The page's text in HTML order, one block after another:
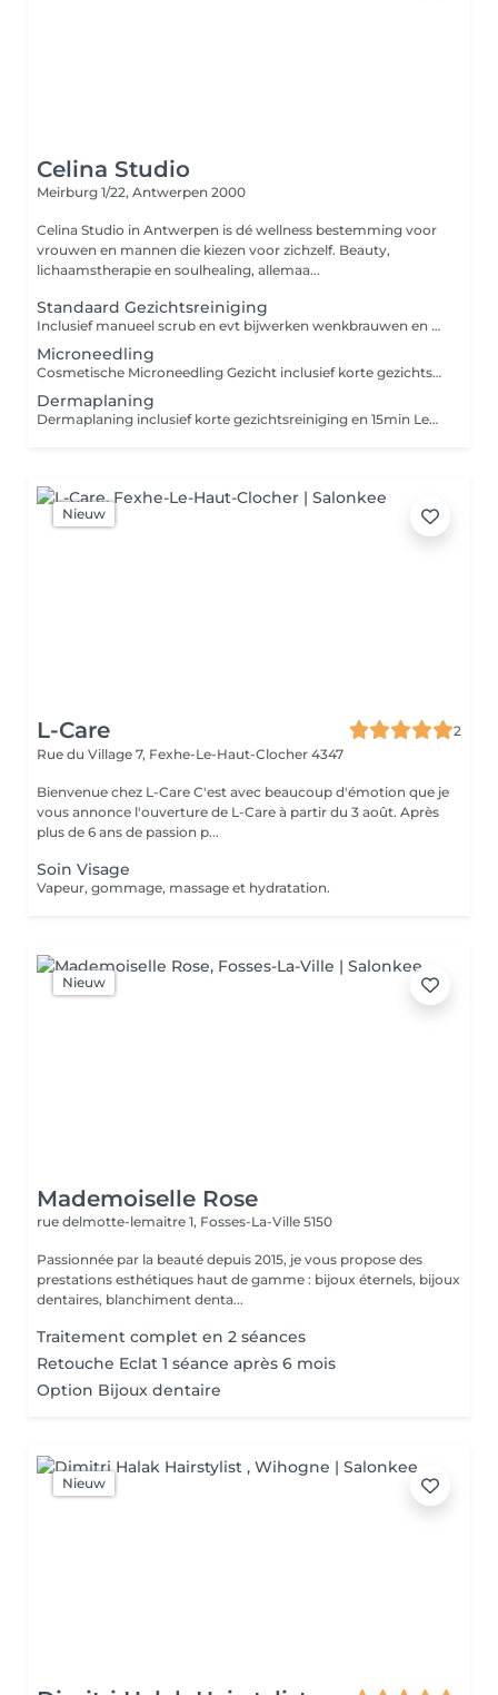
Celina Studio
Meirburg 1/22, Antwerpen 2000
Celina Studio in Antwerpen is dé wellness bestemming voor
vrouwen en mannen die kiezen voor zichzelf. Beauty,
lichaamstherapie en soulhealing, allemaa...
Standaard Gezichtsreiniging
Inclusief manueel scrub en evt bijwerken wenkbrauwen en maskertje.
Microneedling
Cosmetische Microneedling Gezicht inclusief korte gezichtsreiniging vooraf EN 20 min LED Therapy en verzorgende en kalmerende masker voor thuis gebruik avond na behandeling *** vooraf aan behandeling vind korte intake gesprek LET OP : Wanneer NIET mogelijk om een microneedling te laten doen: - zwangere vrouwen of borstvoedende dames. - korter dan 48 uur in de zon of zonnebank - pas na 5 dagen in de zon of zon vakantie - Bij chemotherapie 1 jaar wachttijd - Bij gebruik zware antibiotica isotretinoine 6 maand of medisch advies - Bij kort geleden Dermabrassie. Minimaal 4 weken - Bij Botox of hyaluronzuur injecties korter dan 1 maand geleden. - Bij gebruik anti stollingsmiddelen of ontstekingsremmers -Bij autoimuunziekte Diabetes of HIV - Bij epilepsie multiple sclerose hemofilie - Bij actieve acne huiduitslag - Bij keloid littekens - Gevoeligheid voor koortslip tenzij week van tevoren medicament kuur genomen. *** Ook te nemen als kuur van 6 sessies korting hierbij 10%.
Dermaplaning
Dermaplaning inclusief korte gezichtsreiniging en 15min Led Therapy of Jelly mask
Nieuw
L-Care
2
Rue du Village 7, Fexhe-Le-Haut-Clocher 4347
Bienvenue chez L-Care C'est avec beaucoup d'émotion que je
vous annonce l'ouverture de L-Care à partir du 3 août. Après
plus de 6 ans de passion p...
Soin Visage
Vapeur, gommage, massage et hydratation.
Nieuw
Mademoiselle Rose
rue delmotte-lemaitre 1, Fosses-La-Ville 5150
Passionnée par la beauté depuis 2015, je vous propose des
prestations esthétiques haut de gamme : bijoux éternels, bijoux
dentaires, blanchiment denta...
Traitement complet en 2 séances
Retouche Eclat 1 séance après 6 mois
Option Bijoux dentaire
Nieuw